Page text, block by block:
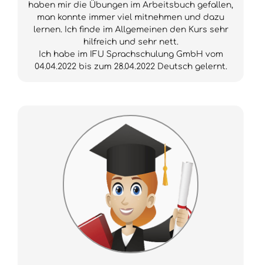
haben mir die Übungen im Arbeitsbuch gefallen,
man konnte immer viel mitnehmen und dazu
lernen. Ich finde im Allgemeinen den Kurs sehr
hilfreich und sehr nett.
Ich habe im IFU Sprachschulung GmbH vom
04.04.2022 bis zum 28.04.2022 Deutsch gelernt.